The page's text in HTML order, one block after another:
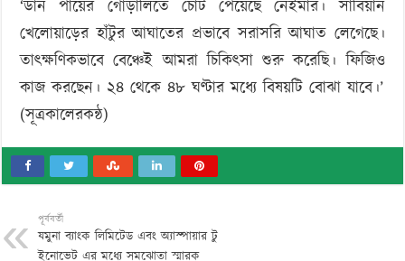
‘ডান পায়ের গোড়ালিতে চোট পেয়েছে নেইমার। সার্বিয়ান
খেলোয়াড়ের হাঁটুর আঘাতের প্রভাবে সরাসরি আঘাত লেগেছে।
তাৎক্ষণিকভাবে বেঞ্চেই আমরা চিকিৎসা শুরু করেছি। ফিজিও
কাজ করছেন। ২৪ থেকে ৪৮ ঘণ্টার মধ্যে বিষয়টি বোঝা যাবে।’
(সূত্রকালেরকন্ঠ)
পূর্ববর্তী
যমুনা ব্যাংক লিমিটেড এবং অ্যাস্পায়ার টু
ইনোভেট এর মধ্যে সমঝোতা স্মারক